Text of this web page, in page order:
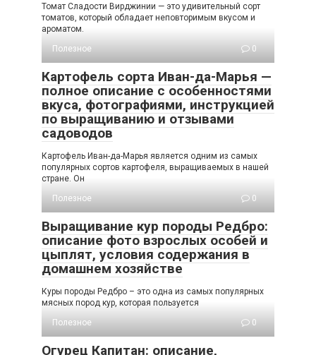
Томат Сладости Вирджинии — это удивительный сорт
томатов, который обладает неповторимым вкусом и
ароматом.
Полезное
0
Картофель сорта Иван-да-Марья —
полное описание с особенностями
вкуса, фотографиями, инструкцией
по выращиванию и отзывами
садоводов
Картофель Иван-да-Марья является одним из самых
популярных сортов картофеля, выращиваемых в нашей
стране. Он
Полезное
0
Выращивание кур породы Редбро:
описание фото взрослых особей и
цыплят, условия содержания в
домашнем хозяйстве
Куры породы Редбро – это одна из самых популярных
мясных пород кур, которая пользуется
Полезное
0
Огурец Капитан: описание,